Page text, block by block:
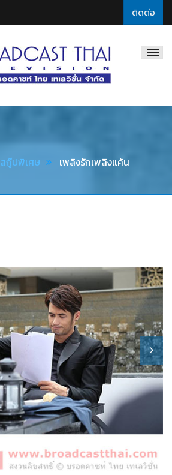
ติดต่อ
สกู๊ปพิเศษ เพลิงรักเพลิงแค้น